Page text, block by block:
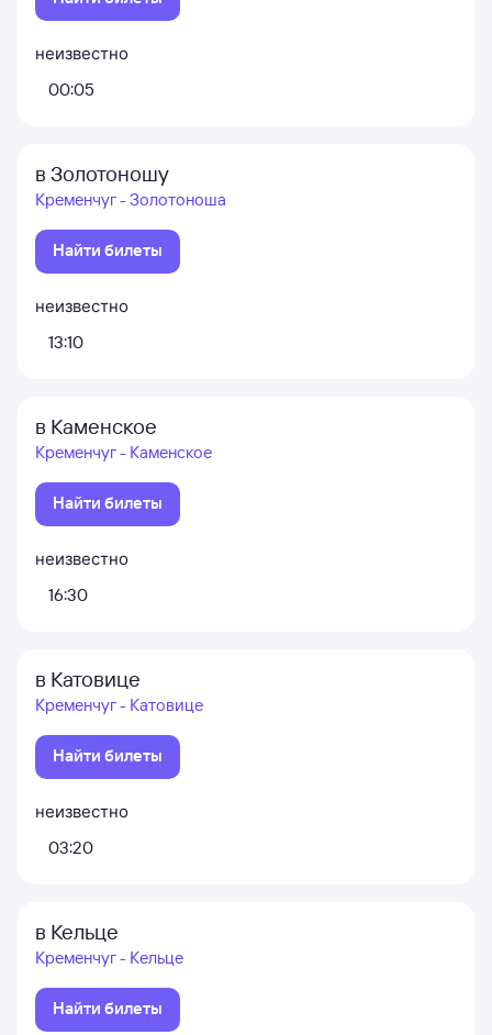
неизвестно
00:05
в Золотоношу
Кременчуг - Золотоноша
Найти билеты
неизвестно
13:10
в Каменское
Кременчуг - Каменское
Найти билеты
неизвестно
16:30
в Катовице
Кременчуг - Катовице
Найти билеты
неизвестно
03:20
в Кельце
Кременчуг - Кельце
Найти билеты